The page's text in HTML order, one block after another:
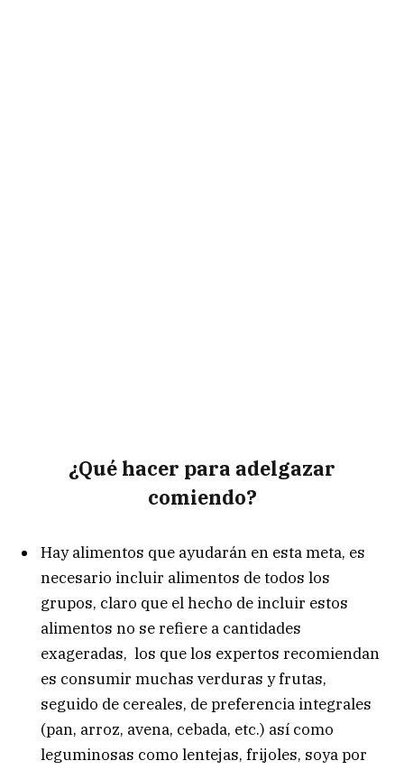
¿Qué hacer para adelgazar
comiendo?
Hay alimentos que ayudarán en esta meta, es
necesario incluir alimentos de todos los
grupos, claro que el hecho de incluir estos
alimentos no se refiere a cantidades
exageradas, los que los expertos recomiendan
es consumir muchas verduras y frutas,
seguido de cereales, de preferencia integrales
(pan, arroz, avena, cebada, etc.) así como
leguminosas como lentejas, frijoles, soya por